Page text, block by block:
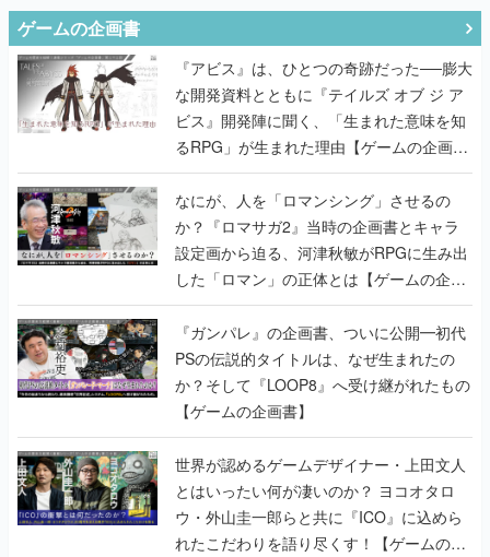
ゲームの企画書
『アビス』は、ひとつの奇跡だった──膨大
な開発資料とともに『テイルズ オブ ジ ア
ビス』開発陣に聞く、「生まれた意味を知
るRPG」が生まれた理由【ゲームの企画
書】
なにが、人を「ロマンシング」させるの
か？『ロマサガ2』当時の企画書とキャラ
設定画から迫る、河津秋敏がRPGに生み出
した「ロマン」の正体とは【ゲームの企画
書】
『ガンパレ』の企画書、ついに公開━初代
PSの伝説的タイトルは、なぜ生まれたの
か？そして『LOOP8』へ受け継がれたもの
【ゲームの企画書】
世界が認めるゲームデザイナー・上田文人
とはいったい何が凄いのか？ ヨコオタロ
ウ・外山圭一郎らと共に『ICO』に込めら
れたこだわりを語り尽くす！【ゲームの企